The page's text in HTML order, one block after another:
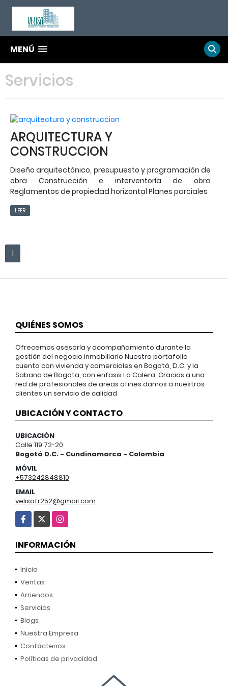
MENÚ
Servicios
ARQUITECTURA Y
CONSTRUCCION
Diseño arquitectónico, presupuesto y programación de
obra Construcción e interventoría de obra
Reglamentos de propiedad horizontal Planes parciales
LEER
1
QUIÉNES SOMOS
Ofrecemos asesoría y acompañamiento durante la
gestión del negocio inmobiliario Nuestro portafolio
cuenta con vivienda y comerciales en Bogotá, D.C. y la
Sabana de Bogota, con enfasis La Calera. Gracias a una
red de profesionales de areas afines damos a nuestros
clientes un servicio de calidad
UBICACIÓN Y CONTACTO
UBICACIÓN
Calle 119 72-20
Bogotá D.C. - Cundinamarca - Colombia
MÓVIL
+573242848810
EMAIL
velisafr252@gmail.com
Facebook
Instagram
INFORMACIÓN
Inicio
Ventas
Arriendos
Servicios
Blogs
Nuestra Empresa
Contáctenos
Políticas de privacidad